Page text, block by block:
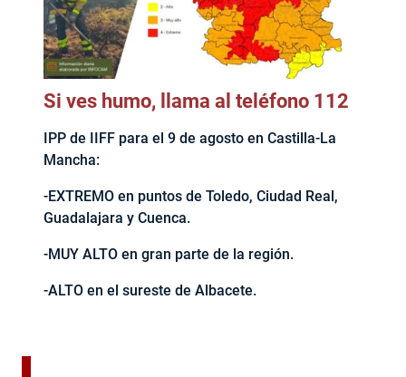
Si ves humo, llama al teléfono 112
IPP de IIFF para el 9 de agosto en Castilla-La
Mancha:
-EXTREMO en puntos de Toledo, Ciudad Real,
Guadalajara y Cuenca.
-MUY ALTO en gran parte de la región.
-ALTO en el sureste de Albacete.